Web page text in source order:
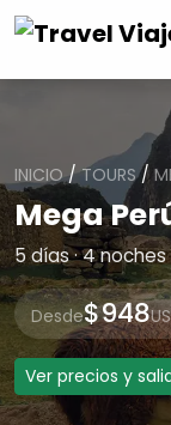
INICIO/TOURS/
Mega
5 días · 4 noches
Desde$948
Ver precios y